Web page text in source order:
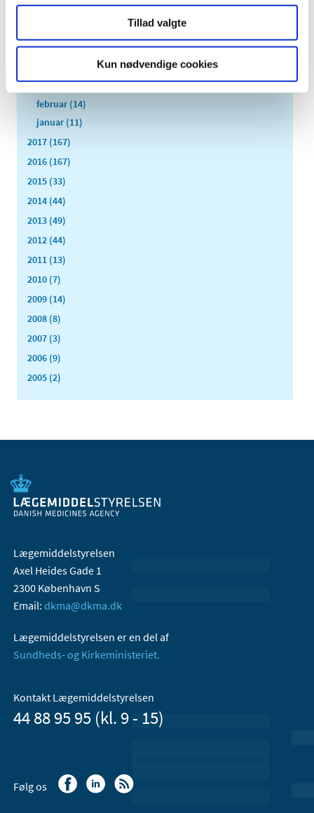
Tillad valgte
Kun nødvendige cookies
maj (18)
marts (21)
februar (14)
januar (11)
2017 (167)
2016 (167)
2015 (33)
2014 (44)
2013 (49)
2012 (44)
2011 (13)
2010 (7)
2009 (14)
2008 (8)
2007 (3)
2006 (9)
2005 (2)
Lægemiddelstyrelsen
Axel Heides Gade 1
2300 København S
Email: dkma@dkma.dk
Lægemiddelstyrelsen er en del af
Sundheds- og Kirkeministeriet.
Kontakt Lægemiddelstyrelsen
44 88 95 95 (kl. 9 - 15)
Følg os